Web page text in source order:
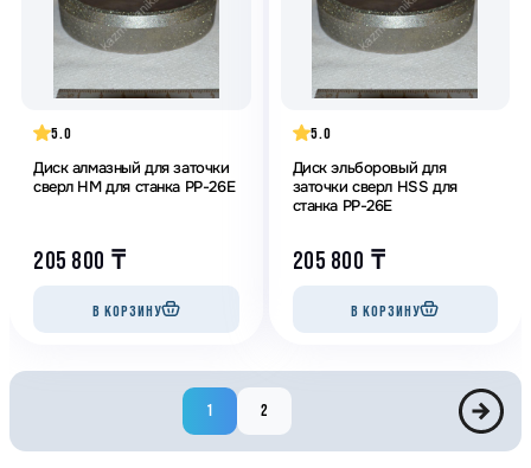
5.0
Диск алмазный для заточки
сверл HM для станка PP-26E
205 800 ₸
В КОРЗИНУ
5.0
Диск эльборовый для
заточки сверл HSS для
станка PP-26E
205 800 ₸
В КОРЗИНУ
1 2